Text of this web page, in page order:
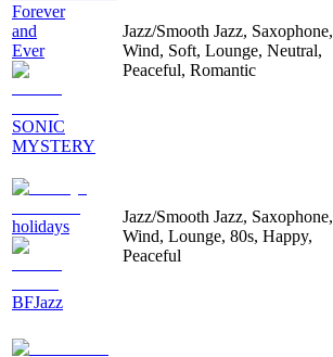
Forever
and
Ever
SONIC
MYSTERY
Jazz/Smooth Jazz, Saxophone,
Wind, Soft, Lounge, Neutral,
Peaceful, Romantic
holidays
BFJazz
Jazz/Smooth Jazz, Saxophone,
Wind, Lounge, 80s, Happy,
Peaceful